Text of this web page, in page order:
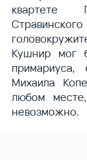
квартете
Кушнир мог
Михаила
любом
невозможно.